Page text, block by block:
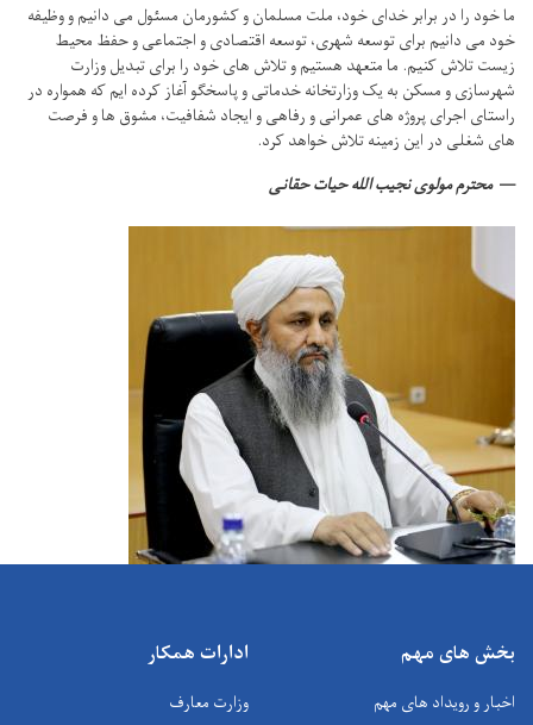
ما خود را در برابر خدای خود، ملت مسلمان و کشورمان مسئول می دانیم و وظیفه
خود می دانیم برای توسعه شهری، توسعه اقتصادی و اجتماعی و حفظ محیط
زیست تلاش کنیم. ما متعهد هستیم و تلاش های خود را برای تبدیل وزارت
شهرسازی و مسکن به یک وزارتخانه خدماتی و پاسخگو آغاز کرده ایم که همواره در
راستای اجرای پروژه های عمرانی و رفاهی و ایجاد شفافیت، مشوق ها و فرصت
های شغلی در این زمینه تلاش خواهد کرد.
محترم مولوی نجیب الله حیات حقانی
بخش های مهم
اخبار و رویداد های مهم
ادارات همکار
وزارت معارف